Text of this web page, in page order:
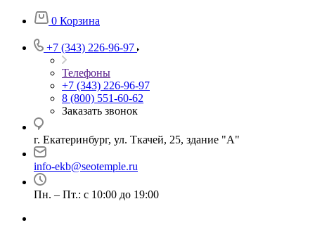
0 Корзина
+7 (343) 226-96-97
Телефоны
+7 (343) 226-96-97
8 (800) 551-60-62
Заказать звонок
г. Екатеринбург, ул. Ткачей, 25, здание "А"
info-ekb@seotemple.ru
Пн. – Пт.: с 10:00 до 19:00